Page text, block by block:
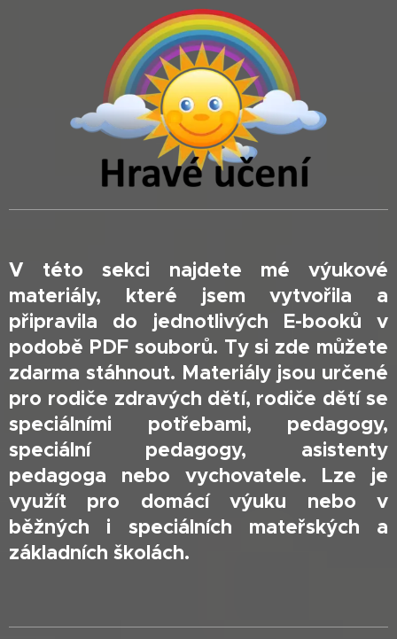
V této sekci najdete mé výukové
materiály, které jsem vytvořila a
připravila do jednotlivých E-booků v
podobě PDF souborů. Ty si zde můžete
zdarma stáhnout. Materiály jsou určené
pro rodiče zdravých dětí, rodiče dětí se
speciálními potřebami, pedagogy,
speciální pedagogy, asistenty
pedagoga nebo vychovatele. Lze je
využít pro domácí výuku nebo v
běžných i speciálních mateřských a
základních školách.